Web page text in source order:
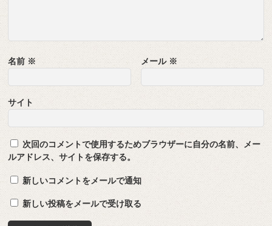
名前 ※ メール ※
サイト
次回のコメントで使用するためブラウザーに自分の名前、メー
ルアドレス、サイトを保存する。
新しいコメントをメールで通知
新しい投稿をメールで受け取る